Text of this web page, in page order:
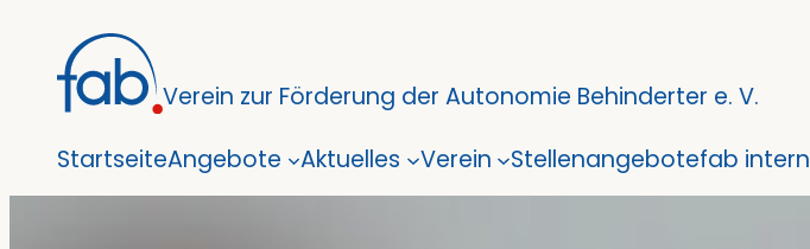
Inhalt
springen
Verein zur Förderung der Autonomie Behinderter e. V.
StartseiteAngebote Aktuelles Verein Stellenangebotefab intern